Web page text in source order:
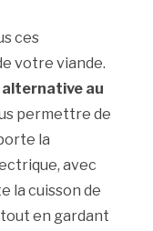
ces
votre viande.
alternative au
permettre de
la
avec
la cuisson de
en gardant